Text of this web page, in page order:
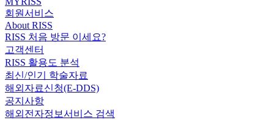
회원서비스
About RISS
RISS 처음 방문 이세요?
고객센터
RISS 활용도 분석
최신/인기 학술자료
해외자료신청(E-DDS)
공지사항
해외전자정보서비스 검색